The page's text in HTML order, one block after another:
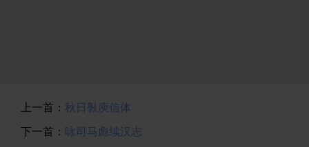
上一首： 秋日斅庾信体
下一首： 咏司马彪续汉志